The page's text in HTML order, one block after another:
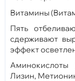
Витамины
Пять
сдерживают
эффект
Лизин,